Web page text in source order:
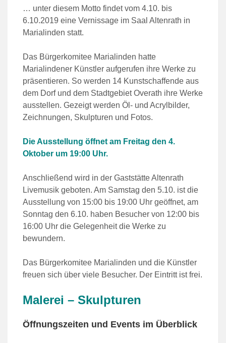
… unter diesem Motto findet vom 4.10. bis
6.10.2019 eine Vernissage im Saal Altenrath in
Marialinden statt.
Das Bürgerkomitee Marialinden hatte
Marialindener Künstler aufgerufen ihre Werke zu
präsentieren. So werden 14 Kunstschaffende aus
dem Dorf und dem Stadtgebiet Overath ihre Werke
ausstellen. Gezeigt werden Öl- und Acrylbilder,
Zeichnungen, Skulpturen und Fotos.
Die Ausstellung öffnet am Freitag den 4.
Oktober um 19:00 Uhr.
Anschließend wird in der Gaststätte Altenrath
Livemusik geboten. Am Samstag den 5.10. ist die
Ausstellung von 15:00 bis 19:00 Uhr geöffnet, am
Sonntag den 6.10. haben Besucher von 12:00 bis
16:00 Uhr die Gelegenheit die Werke zu
bewundern.
Das Bürgerkomitee Marialinden und die Künstler
freuen sich über viele Besucher. Der Eintritt ist frei.
Malerei – Skulpturen
Öffnungszeiten und Events im Überblick